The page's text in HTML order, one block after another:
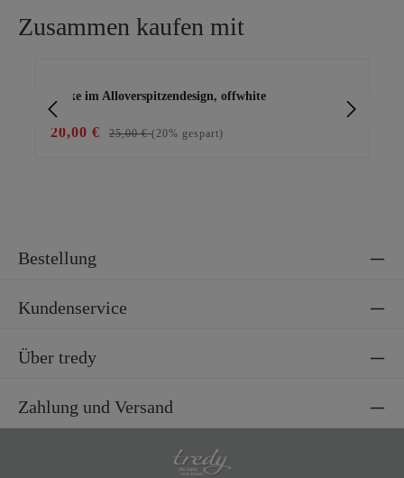
Zusammen kaufen mit
Jacke im Alloverspitzendesign, offwhite
20,00 € 25,00 €(20% gespart)
Bestellung
Kundenservice
Über tredy
Zahlung und Versand